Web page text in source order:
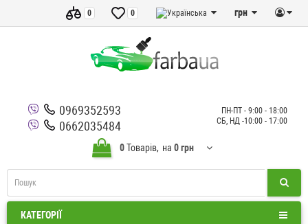
грн
0
0
0969352593
0662035484
ПН-ПТ - 9:00 - 18:00
СБ, НД -10:00 - 17:00
0Товарів, на 0 грн
КАТЕГОРІЇ